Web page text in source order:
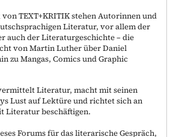
TEXT+KRITIK stehen Autorinnen und
Literatur, vor allem der
auch der Literaturgeschichte – die
von Martin Luther über Daniel
zu Mangas, Comics und Graphic
Literatur, macht mit seinen
Lust auf Lektüre und richtet sich an
Literatur beschäftigen.
Forums für das literarische Gespräch,